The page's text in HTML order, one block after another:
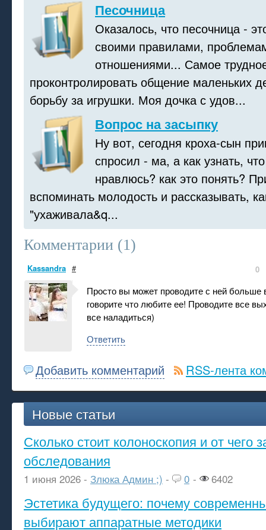
Песочница
Оказалось, что песочница -
своими правилами,
отношениями... Самое
проконтролировать общение маленьких
борьбу за игрушки. Моя дочка с удов...
Вопрос на засыпку
Ну вот, сегодня кроха-сын
спросил - ма, а как узнать,
нравлюсь? как это понять?
вспоминать молодость и рассказывать,
"ухаживала&q...
Комментарии (1)
Kassandra # 0
Просто вы может проводите с ней больше
говорите что любите ее! Проводите все
все наладиться)
Ответить
Добавить комментарий RSS-лента
Новые статьи
Сколько стоит колоноскопия и от чего
обследования
1 июня 2026 - Злюка Админ ;) - 0 - 6402
Эстетика будущего: почему
выбирают аппаратные методики